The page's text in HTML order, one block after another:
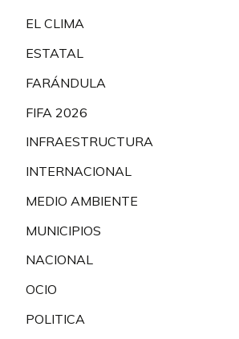
EL CLIMA
ESTATAL
FARÁNDULA
FIFA 2026
INFRAESTRUCTURA
INTERNACIONAL
MEDIO AMBIENTE
MUNICIPIOS
NACIONAL
OCIO
POLITICA